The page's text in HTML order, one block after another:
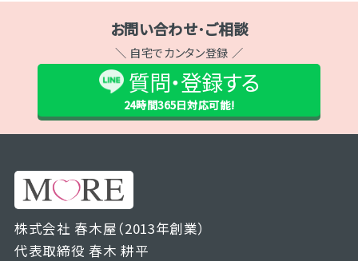
お問い合わせ･ご相談
＼ 自宅でカンタン登録 ／
質問・登録する
24時間365日対応可能!
株式会社 春木屋（2013年創業）
代表取締役 春木 耕平